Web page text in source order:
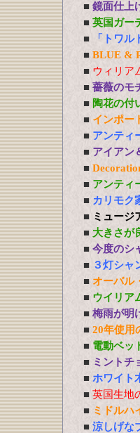
■ 鏡面仕上
■ 英国ガー
■
「トワ
■ BLUE &
■ ウィリア
■ 薔薇のモ
■ 陶花の付
■ インポー
■ アンティ
■ アイアン
■
■ アンティ
■ カリモク
■ ミュージ
■ 大きさが
■ 今度のシ
■ ３灯シャ
■ オーバル
■ ウイリア
■ 梅雨が明
■ 20年使用
■ 電動ベッ
■ ミントチ
■ ホワイト
■ 英国生地
■ ミドルハ
■ 涼しげな